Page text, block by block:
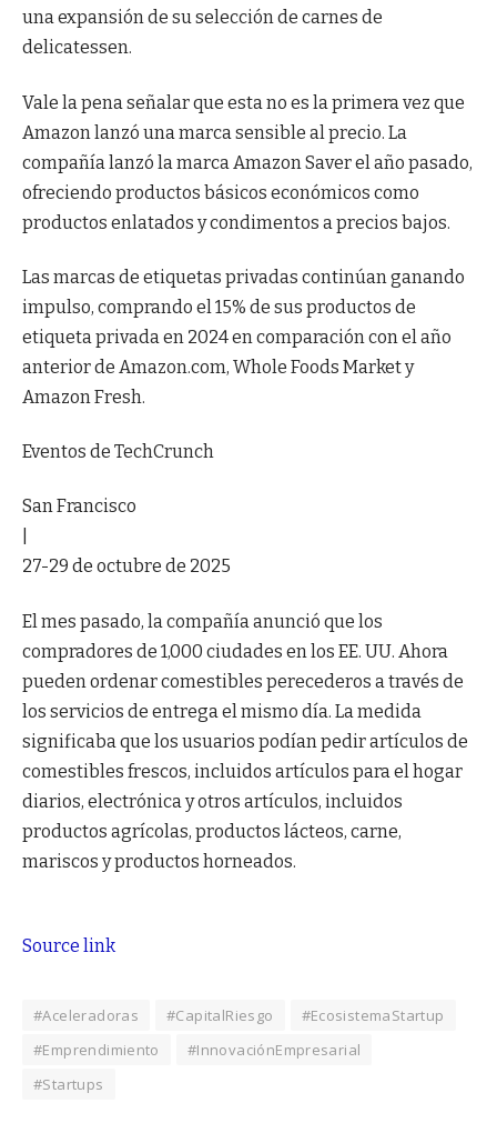
una expansión de su selección de carnes de
delicatessen.
Vale la pena señalar que esta no es la primera vez que
Amazon lanzó una marca sensible al precio. La
compañía lanzó la marca Amazon Saver el año pasado,
ofreciendo productos básicos económicos como
productos enlatados y condimentos a precios bajos.
Las marcas de etiquetas privadas continúan ganando
impulso, comprando el 15% de sus productos de
etiqueta privada en 2024 en comparación con el año
anterior de Amazon.com, Whole Foods Market y
Amazon Fresh.
Eventos de TechCrunch
San Francisco
27-29 de octubre de 2025
El mes pasado, la compañía anunció que los
compradores de 1,000 ciudades en los EE. UU. Ahora
pueden ordenar comestibles perecederos a través de
los servicios de entrega el mismo día. La medida
significaba que los usuarios podían pedir artículos de
comestibles frescos, incluidos artículos para el hogar
diarios, electrónica y otros artículos, incluidos
productos agrícolas, productos lácteos, carne,
mariscos y productos horneados.
Source link
#Aceleradoras #CapitalRiesgo
#EcosistemaStartup
#Emprendimiento
#InnovaciónEmpresarial
#Startups